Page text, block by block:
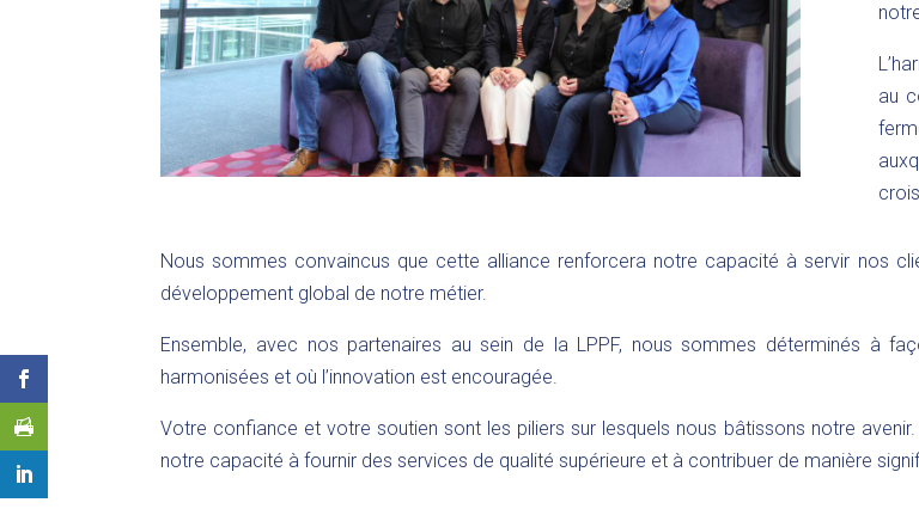
au
Nous sommes convaincus que cette alliance renforcera notre capacité à servir nos
développement global de notre métier.
Ensemble, avec nos partenaires au sein de la LPPF, nous sommes déterminés à
harmonisées et où l’innovation est encouragée.
Votre confiance et votre soutien sont les piliers sur lesquels nous bâtissons notre
notre capacité à fournir des services de qualité supérieure et à contribuer de manière